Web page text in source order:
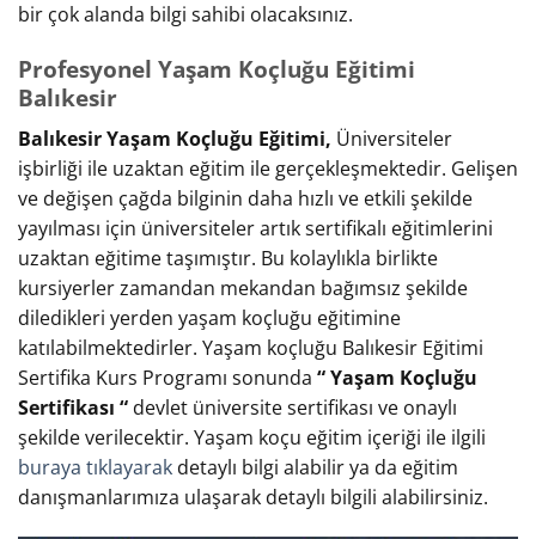
bir çok alanda bilgi sahibi olacaksınız.
Profesyonel Yaşam Koçluğu Eğitimi
Balıkesir
Balıkesir Yaşam Koçluğu Eğitimi, Üniversiteler
işbirliği ile uzaktan eğitim ile gerçekleşmektedir. Gelişen
ve değişen çağda bilginin daha hızlı ve etkili şekilde
yayılması için üniversiteler artık sertifikalı eğitimlerini
uzaktan eğitime taşımıştır. Bu kolaylıkla birlikte
kursiyerler zamandan mekandan bağımsız şekilde
diledikleri yerden yaşam koçluğu eğitimine
katılabilmektedirler. Yaşam koçluğu Balıkesir Eğitimi
Sertifika Kurs Programı sonunda “ Yaşam Koçluğu
Sertifikası “ devlet üniversite sertifikası ve onaylı
şekilde verilecektir. Yaşam koçu eğitim içeriği ile ilgili
buraya tıklayarak detaylı bilgi alabilir ya da eğitim
danışmanlarımıza ulaşarak detaylı bilgili alabilirsiniz.